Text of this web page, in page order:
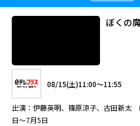
読み書きができないまま大人になった
年を機に夜間学校に通い始める。実話
婦役を演じた感動作。
ぼくの
08/15(土)11:00～11:55
出演：伊藤英明、篠原涼子、古田新太
日～7月5日